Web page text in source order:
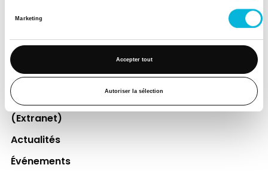
Marketing
Accepter tout
Autoriser la sélection
Espace Patient
Professionnels de la santé
Jobs
Accès collaborateurs et médecins Citadelle
(Extranet)
Actualités
Événements